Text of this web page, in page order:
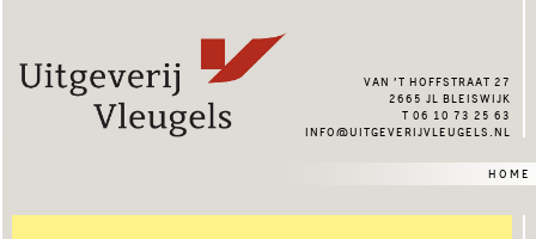
van ’t hoffstraat 27
2665 jl bleiswijk
t 06 10 73 25 63
info@uitgeverijvleugels.nl
home